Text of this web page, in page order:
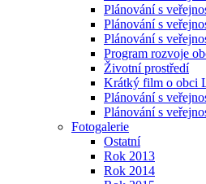
Plánování s
Plánování s
Plánování s
Program rozvoje
Životní prostředí
Krátký film o obci
Plánování s
Plánování s
Fotogalerie
Ostatní
Rok 2013
Rok 2014